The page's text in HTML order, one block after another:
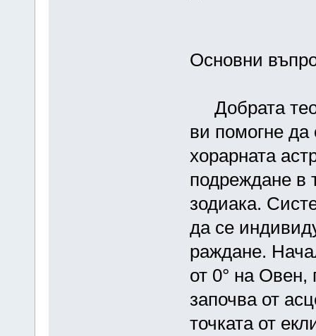
Основни
Добрата
ви помогне да
хорарната
подреждане в
зодиака.
да се
раждане.
от 0° на Овен,
започва от
точката от